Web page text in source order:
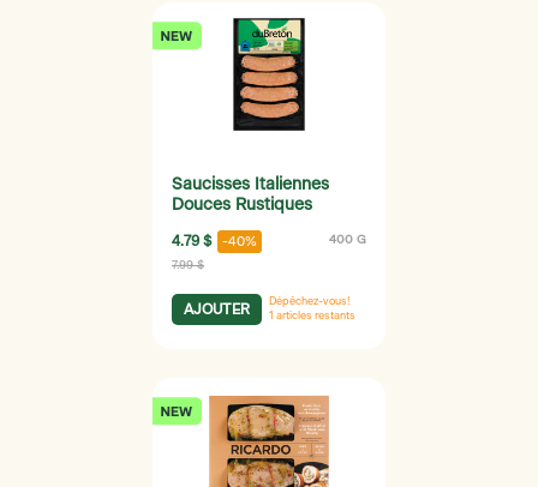
Saucisses Italiennes
Douces Rustiques
4.79 $ -40% 400 G
7.99 $
AJOUTER
Dépêchez-vous!
1 articles restants